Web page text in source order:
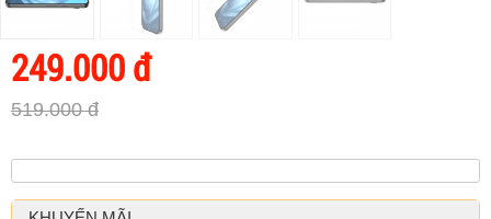
249.000 đ
519.000 đ